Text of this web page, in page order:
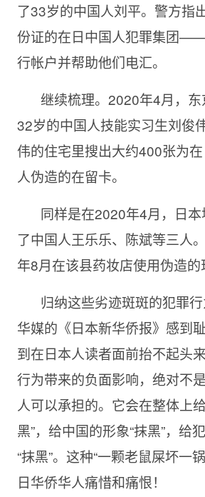
了33岁的中国人刘平。警方指
份证的在日中国人犯罪集团
行帐户并帮助他们电汇。
继续梳理。 2020年4月，
32岁的中国人技能实习生刘俊
伟的住宅里搜出大约400张为
人伪造的在留卡。
同样是在2020年4月，日
了中国人王乐乐、陈斌等三人
年8月在该县药妆店使用伪造的
归纳这些劣迹斑斑的犯罪
华媒的《日本新华侨报》感到
到在日本人读者面前抬不起头
行为带来的负面影响，绝对不
人可以承担的。它会在整体上
黑”，给中国的形象“抹黑”，给
“抹黑”。这种“一颗老鼠屎坏一
日华侨华人痛惜和痛恨！